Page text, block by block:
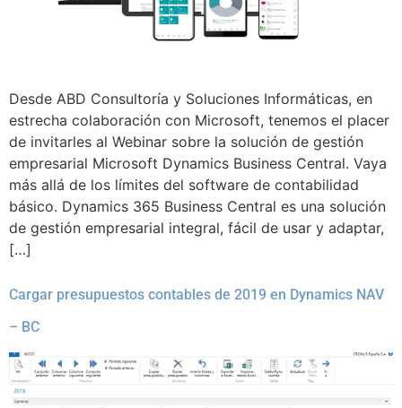
Desde ABD Consultoría y Soluciones Informáticas, en
estrecha colaboración con Microsoft, tenemos el placer
de invitarles al Webinar sobre la solución de gestión
empresarial Microsoft Dynamics Business Central. Vaya
más allá de los límites del software de contabilidad
básico. Dynamics 365 Business Central es una solución
de gestión empresarial integral, fácil de usar y adaptar,
[…]
Cargar presupuestos contables de 2019 en Dynamics NAV
– BC